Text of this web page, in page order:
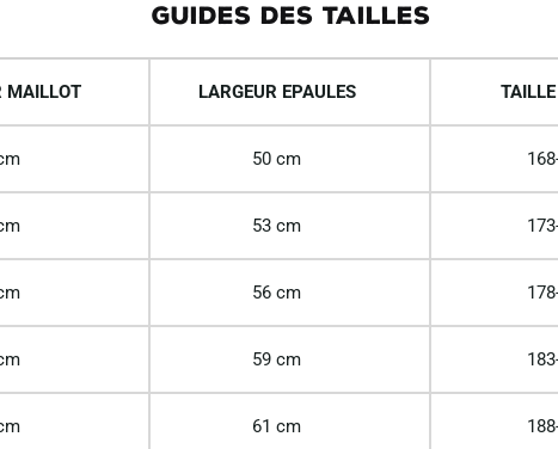
GUIDES DES TAILLES
MAILLOT LARGEUR EPAULES
50 cm
53 cm
56 cm
59 cm
61 cm